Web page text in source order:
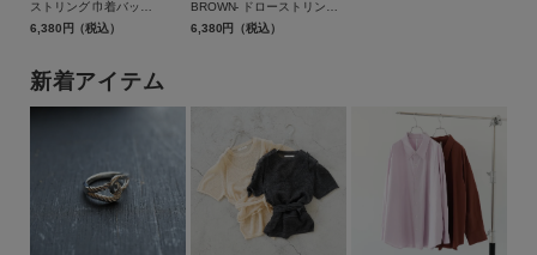
ストリング 巾着バッ
グ/BAICYCLON by
バッグジャック)【メール便1
点可能】
6,380円（税込）
BROWN- ドローストリング
巾着バッグ ブラウン/BCL-
6,380円（税込）
新着アイテム